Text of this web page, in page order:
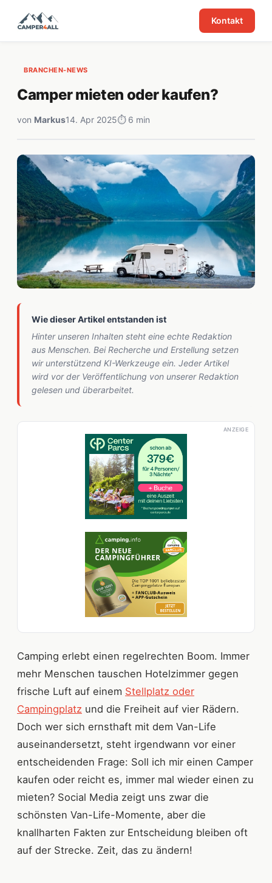
Kontakt
BRANCHEN-NEWS
Camper mieten oder kaufen?
von Markus14. Apr 2025⏱ 6 min
Wie dieser Artikel entstanden ist
Hinter unseren Inhalten steht eine echte Redaktion
aus Menschen. Bei Recherche und Erstellung setzen
wir unterstützend KI-Werkzeuge ein. Jeder Artikel
wird vor der Veröffentlichung von unserer Redaktion
gelesen und überarbeitet.
ANZEIGE
Camping erlebt einen regelrechten Boom. Immer
mehr Menschen tauschen Hotelzimmer gegen
frische Luft auf einem Stellplatz oder
Campingplatz und die Freiheit auf vier Rädern.
Doch wer sich ernsthaft mit dem Van-Life
auseinandersetzt, steht irgendwann vor einer
entscheidenden Frage: Soll ich mir einen Camper
kaufen oder reicht es, immer mal wieder einen zu
mieten? Social Media zeigt uns zwar die
schönsten Van-Life-Momente, aber die
knallharten Fakten zur Entscheidung bleiben oft
auf der Strecke. Zeit, das zu ändern!